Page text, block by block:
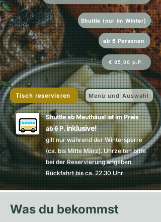
Shuttle (nur im Winter)
ab 6 Personen
€ 85,00 p.P.
Tisch reservieren Menü und Auswahl
Shuttle ab Mauthäusl ist im Preis
ab 6 P.inklusive!
gilt nur während der Wintersperre
(ca. bis Mitte März). Uhrzeiten bitte
bei der Reservierung angeben.
Rückfahrt bis ca. 22:30 Uhr.
Was du bekommst